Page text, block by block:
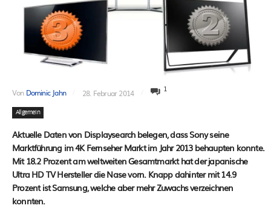
Von Dominic Jahn 28. Februar 2014 1
Allgemein
Aktuelle Daten von Displaysearch belegen, dass Sony seine
Marktführung im 4K Fernseher Markt im Jahr 2013 behaupten konnte.
Mit 18.2 Prozent am weltweiten Gesamtmarkt hat der japanische
Ultra HD TVHersteller die Nase vorn. Knapp dahinter mit 14.9
Prozent ist Samsung, welche aber mehr Zuwachs verzeichnen
konnten.